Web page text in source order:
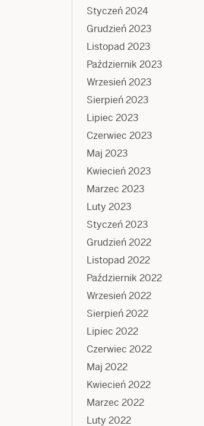
Styczeń 2024
Grudzień 2023
Listopad 2023
Październik 2023
Wrzesień 2023
Sierpień 2023
Lipiec 2023
Czerwiec 2023
Maj 2023
Kwiecień 2023
Marzec 2023
Luty 2023
Styczeń 2023
Grudzień 2022
Listopad 2022
Październik 2022
Wrzesień 2022
Sierpień 2022
Lipiec 2022
Czerwiec 2022
Maj 2022
Kwiecień 2022
Marzec 2022
Luty 2022